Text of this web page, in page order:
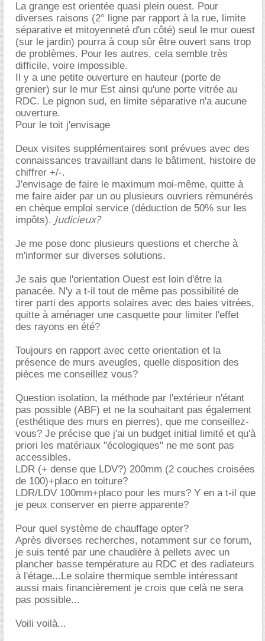
La grange est orientée quasi plein ouest. Pour
diverses raisons (2° ligne par rapport à la rue, limite
séparative et mitoyenneté d'un côté) seul le mur ouest
(sur le jardin) pourra à coup sûr être ouvert sans trop
de problèmes. Pour les autres, cela semble très
difficile, voire impossible.
Il y a une petite ouverture en hauteur (porte de
grenier) sur le mur Est ainsi qu'une porte vitrée au
RDC. Le pignon sud, en limite séparative n'a aucune
ouverture.
Pour le toit j'envisage
Deux visites supplémentaires sont prévues avec des
connaissances travaillant dans le bâtiment, histoire de
chiffrer +/-.
J'envisage de faire le maximum moi-même, quitte à
me faire aider par un ou plusieurs ouvriers rémunérés
en chèque emploi service (déduction de 50% sur les
impôts). Judicieux?
Je me pose donc plusieurs questions et cherche à
m'informer sur diverses solutions.
Je sais que l'orientation Ouest est loin d'être la
panacée. N'y a t-il tout de même pas possibilité de
tirer parti des apports solaires avec des baies vitrées,
quitte à aménager une casquette pour limiter l'effet
des rayons en été?
Toujours en rapport avec cette orientation et la
présence de murs aveugles, quelle disposition des
pièces me conseillez vous?
Question isolation, la méthode par l'extérieur n'étant
pas possible (ABF) et ne la souhaitant pas également
(esthétique des murs en pierres), que me conseillez-
vous? Je précise que j'ai un budget initial limité et qu'à
priori les matériaux "écologiques" ne me sont pas
accessibles.
LDR (+ dense que LDV?) 200mm (2 couches croisées
de 100)+placo en toiture?
LDR/LDV 100mm+placo pour les murs? Y en a t-il que
je peux conserver en pierre apparente?
Pour quel système de chauffage opter?
Après diverses recherches, notamment sur ce forum,
je suis tenté par une chaudière à pellets avec un
plancher basse température au RDC et des radiateurs
à l'étage...Le solaire thermique semble intéressant
aussi mais financièrement je crois que celà ne sera
pas possible...
Voili voilà...